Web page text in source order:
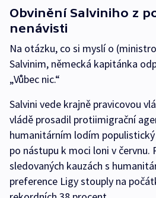
Obvinění Salviniho z
nenávisti
Na otázku, co si myslí o
Salvinim, německá kapitánka
„Vůbec nic.“
Salvini vede krajně pravicovou
vládě prosadil protiimigrační
humanitárním lodím
po nástupu k moci loni v červnu.
sledovaných kauzách s
preference Ligy stouply na